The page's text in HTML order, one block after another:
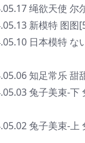
绳欲天使 尔
新模特 图图
日本模特 な
知足常乐 甜
兔子美束-下
兔子美束-上